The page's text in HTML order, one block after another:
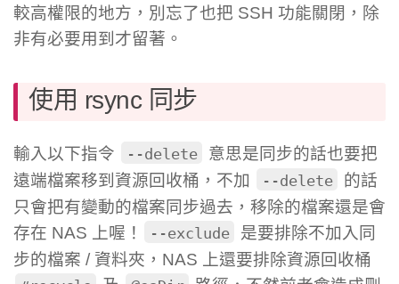
較高權限的地方，別忘了也把 SSH 功能關閉，除
非有必要用到才留著。
使用 rsync 同步
輸入以下指令 --delete
意思是同步的話也要把
遠端檔案移到資源回收桶，不加
--delete
的話
只會把有變動的檔案同步過去，移除的檔案還是會
存在 NAS 上喔！
--exclude
是要排除不加入同
步的檔案 / 資料夾，NAS 上還要排除資源回收桶